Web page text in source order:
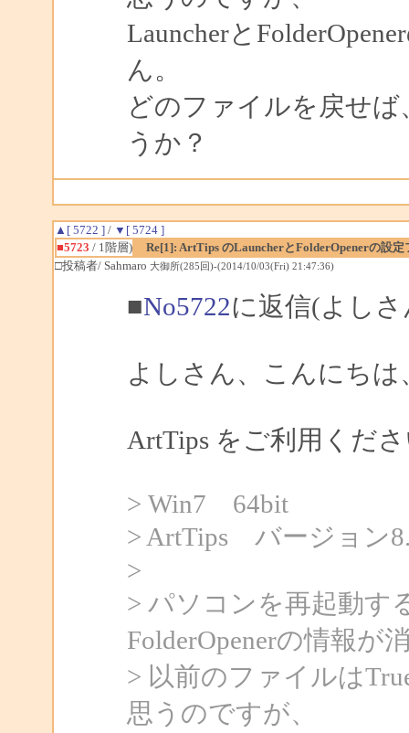
Launcherと
ん。
どのファイルを戻せ
うか？
▲[ 5722 ]/ ▼[ 5724 ]
■5723 / 1階層)
Re[1]: ArtTips のLauncherとFolderOpenerの設
□投稿者/ Sahmaro 大御所(285回)-(2014/10/03(Fri) 21:47:36)
■No5722に返信(よし
よしさん、こんにちは
ArtTips をご利用くだ
> Win7 64bit
> ArtTips バージョン
>
> パソコンを再起動す
FolderOpenerの情報が
> 以前のファイルは
思うのですが、